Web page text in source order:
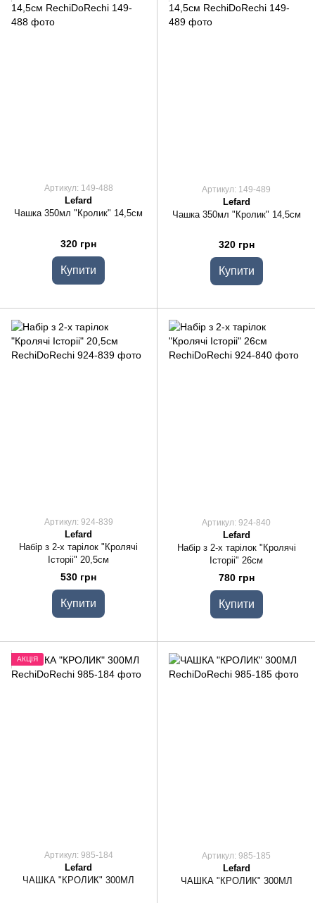
Артикул: 149-488
Lefard
Чашка 350мл "Кролик" 14,5см
320 грн
Купити
Артикул: 149-489
Lefard
Чашка 350мл "Кролик" 14,5см
320 грн
Купити
Артикул: 924-839
Lefard
Набір з 2-х тарілок "Кролячі
Історіі" 20,5см
530 грн
Купити
Артикул: 924-840
Lefard
Набір з 2-х тарілок "Кролячі
Історіі" 26см
780 грн
Купити
АКЦІЯ
Артикул: 985-184
Lefard
ЧАШКА "КРОЛИК" 300МЛ
Артикул: 985-185
Lefard
ЧАШКА "КРОЛИК" 300МЛ